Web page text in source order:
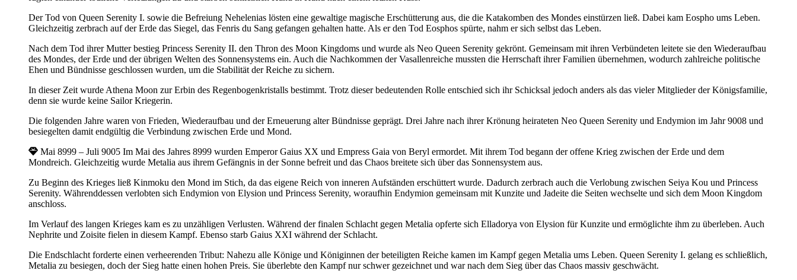
Der Tod von Queen Serenity I. sowie die Befreiung Nehelenias lösten eine gewaltige magische Erschütterung aus, die die Katakomben des Mondes einstürzen ließ. Dabei kam Eospho ums Leben.
Gleichzeitig zerbrach auf der Erde das Siegel, das Fenris du Sang gefangen gehalten hatte. Als er den Tod Eosphos spürte, nahm er sich selbst das Leben.
Nach dem Tod ihrer Mutter bestieg Princess Serenity II. den Thron des Moon Kingdoms und wurde als Neo Queen Serenity gekrönt. Gemeinsam mit ihren Verbündeten leitete sie den Wiederaufbau
des Mondes, der Erde und der übrigen Welten des Sonnensystems ein. Auch die Nachkommen der Vasallenreiche mussten die Herrschaft ihrer Familien übernehmen, wodurch zahlreiche politische
Ehen und Bündnisse geschlossen wurden, um die Stabilität der Reiche zu sichern.
In dieser Zeit wurde Athena Moon zur Erbin des Regenbogenkristalls bestimmt. Trotz dieser bedeutenden Rolle entschied sich ihr Schicksal jedoch anders als das vieler Mitglieder der Königsfamilie,
denn sie wurde keine Sailor Kriegerin.
Die folgenden Jahre waren von Frieden, Wiederaufbau und der Erneuerung alter Bündnisse geprägt. Drei Jahre nach ihrer Krönung heirateten Neo Queen Serenity und Endymion im Jahr 9008 und
besiegelten damit endgültig die Verbindung zwischen Erde und Mond.
Mai 8999 – Juli 9005 Im Mai des Jahres 8999 wurden Emperor Gaius XX und Empress Gaia von Beryl ermordet. Mit ihrem Tod begann der offene Krieg zwischen der Erde und dem
Mondreich. Gleichzeitig wurde Metalia aus ihrem Gefängnis in der Sonne befreit und das Chaos breitete sich über das Sonnensystem aus.
Zu Beginn des Krieges ließ Kinmoku den Mond im Stich, da das eigene Reich von inneren Aufständen erschüttert wurde. Dadurch zerbrach auch die Verlobung zwischen Seiya Kou und Princess
Serenity. Währenddessen verlobten sich Endymion von Elysion und Princess Serenity, woraufhin Endymion gemeinsam mit Kunzite und Jadeite die Seiten wechselte und sich dem Moon Kingdom
anschloss.
Im Verlauf des langen Krieges kam es zu unzähligen Verlusten. Während der finalen Schlacht gegen Metalia opferte sich Elladorya von Elysion für Kunzite und ermöglichte ihm zu überleben. Auch
Nephrite und Zoisite fielen in diesem Kampf. Ebenso starb Gaius XXI während der Schlacht.
Die Endschlacht forderte einen verheerenden Tribut: Nahezu alle Könige und Königinnen der beteiligten Reiche kamen im Kampf gegen Metalia ums Leben. Queen Serenity I. gelang es schließlich,
Metalia zu besiegen, doch der Sieg hatte einen hohen Preis. Sie überlebte den Kampf nur schwer gezeichnet und war nach dem Sieg über das Chaos massiv geschwächt.